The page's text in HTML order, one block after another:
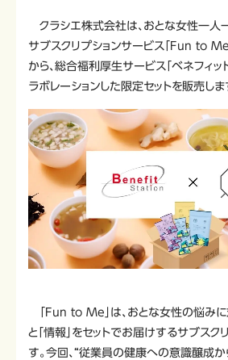
クラシエ株式会社は、おとな女性一人
サブスクリプションサービス「Fun to Me（
から、総合福利厚生サービス「ベネフィット
ラボレーションした限定セットを販売しま
「Fun to Me」は、おとな女性の悩みに対
と「情報」をセットでお届けするサブスク
す。今回、“従業員の健康への意識醸成か